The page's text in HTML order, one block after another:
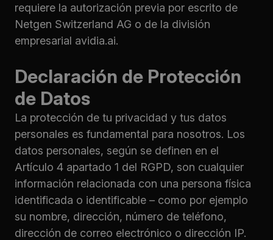
requiere la autorización previa por escrito de
Netgen Switzerland AG o de la división
empresarial avidia.ai.
Declaración de Protección
de Datos
La protección de tu privacidad y tus datos
personales es fundamental para nosotros. Los
datos personales, según se definen en el
Artículo 4 apartado 1 del RGPD, son cualquier
información relacionada con una persona física
identificada o identificable – como por ejemplo
su nombre, dirección, número de teléfono,
dirección de correo electrónico o dirección IP.